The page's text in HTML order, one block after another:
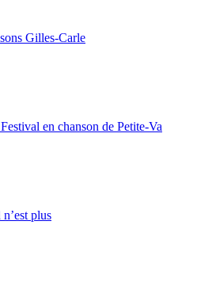
Gilles-Carle
en chanson de Petite-Va
plus